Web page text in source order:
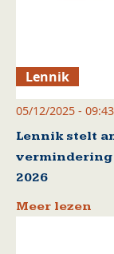
Lennik
05/12/2025 - 09:43
Lennik stelt
vermindering
2026
Meer lezen